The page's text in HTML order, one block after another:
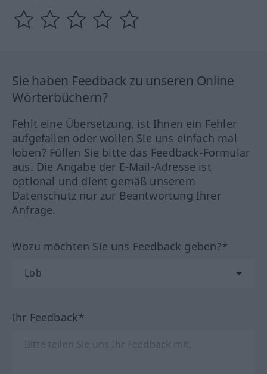
Sie haben Feedback zu unseren Online
Wörterbüchern?
Fehlt eine Übersetzung, ist Ihnen ein Fehler
aufgefallen oder wollen Sie uns einfach mal
loben? Füllen Sie bitte das Feedback-Formular
aus. Die Angabe der E-Mail-Adresse ist
optional und dient gemäß unserem
Datenschutz nur zur Beantwortung Ihrer
Anfrage.
Wozu möchten Sie uns Feedback geben?*
Ihr Feedback*